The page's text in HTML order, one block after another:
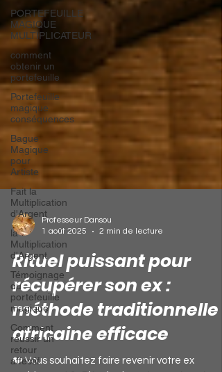
PORTEFEUILLE
MAGIQUE
MULTIPLICATEUR
comment
obtenir un
portefeuille
Portefeuille
magique
conséquences
Bague
Magique
pour
Artiste
Fait la
Multiplication
d'Argent
la
Multiplication
d'Argent
Témoignage
du
portefeuille
magique
Comment
réussir un
retour
affectif
Professeur Dansou
1 août 2025
2 min de lecture
Rituel puissant pour
récupérer son ex :
méthode traditionnelle
africaine efficace